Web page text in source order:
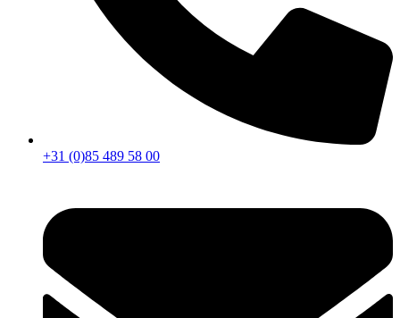
+31 (0)85 489 58 00